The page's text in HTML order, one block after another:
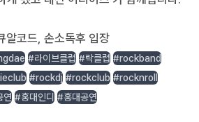
알코드, 손소독후 입장
#라이브클럽 #락클럽 #rockband
#rockdj #rockclub #rocknroll
연 #홍대인디 #홍대공연